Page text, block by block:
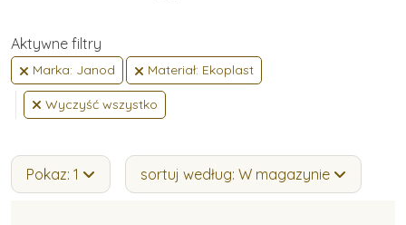
Aktywne filtry
Marka: Janod Materiał: Ekoplast
Wyczyść wszystko
Pokaz: 1 sortuj według: W magazynie